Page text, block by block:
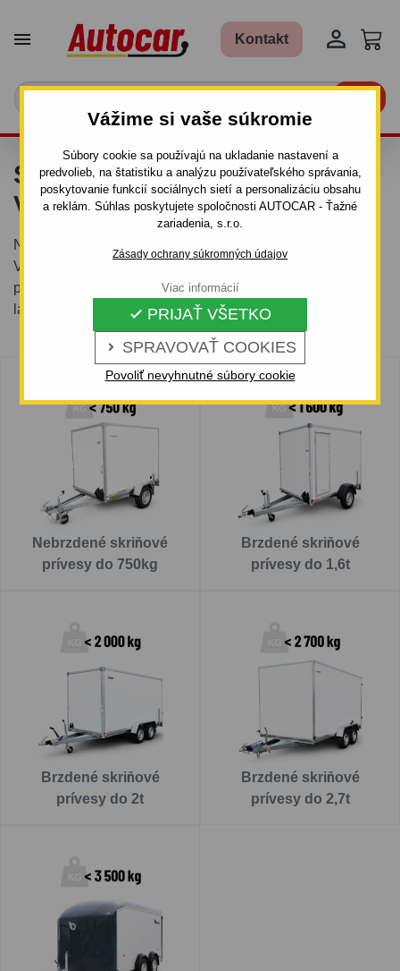
Vážime si vaše súkromie
Súbory cookie sa používajú na ukladanie nastavení a
predvolieb, na štatistiku a analýzu používateľského správania,
poskytovanie funkcií sociálnych sietí a personalizáciu obsahu
a reklám. Súhlas poskytujete spoločnosti AUTOCAR - Ťažné
zariadenia, s.r.o.
Zásady ochrany súkromných údajov
 SPRAVOVAŤ COOKIES
 PRIJAŤ VŠETKO
Povoliť nevyhnutné súbory cookie
Viac informácií
 Kontakt 
SKRIŇOVÉ PRÍVESNÉ
VOZÍKY
Nebrzdené a brzdené skriňové prívesy od 750 kg do 3,5 t.
V ponuke tri varianty - prívesy s kolesami vedľa ložnej
plochy, prívesy pod ložnou plochou alebo prívesy s
laminátovým vekom.
Nebrzdené skriňové
prívesy do 750kg
Brzdené skriňové
prívesy do 1,6t
Brzdené skriňové
prívesy do 2t
Brzdené skriňové
prívesy do 2,7t